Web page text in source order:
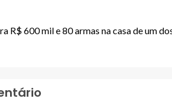
R$ 600 mil e 80 armas na casa de um